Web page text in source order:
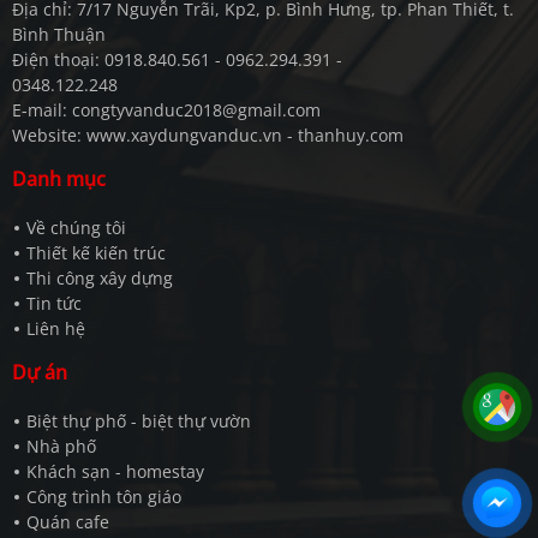
Địa chỉ: 7/17 Nguyễn Trãi, Kp2, p. Bình Hưng, tp. Phan Thiết, t.
Bình Thuận
Điện thoại: 0918.840.561 - 0962.294.391 -
0348.122.248
E-mail: congtyvanduc2018@gmail.com
Website: www.xaydungvanduc.vn - thanhuy.com
Danh mục
Về chúng tôi
Thiết kế kiến trúc
Thi công xây dựng
Tin tức
Liên hệ
Dự án
Biệt thự phố - biệt thự vườn
Nhà phố
Khách sạn - homestay
Công trình tôn giáo
Quán cafe